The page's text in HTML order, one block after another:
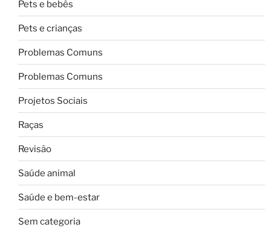
Pets e bebês
Pets e crianças
Problemas Comuns
Problemas Comuns
Projetos Sociais
Raças
Revisão
Saúde animal
Saúde e bem-estar
Sem categoria